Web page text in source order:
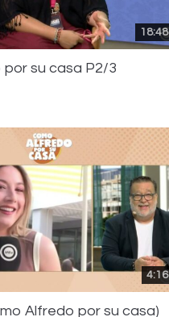
18:48
su casa P2/3
4:16
Alfredo por su casa)